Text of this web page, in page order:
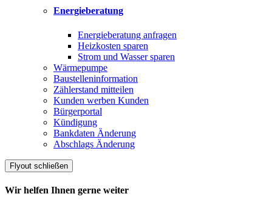
Energieberatung
Energieberatung anfragen
Heizkosten sparen
Strom und Wasser sparen
Wärmepumpe
Baustelleninformation
Zählerstand mitteilen
Kunden werben Kunden
Bürgerportal
Kündigung
Bankdaten Änderung
Abschlags Änderung
Flyout schließen
Wir helfen Ihnen gerne weiter